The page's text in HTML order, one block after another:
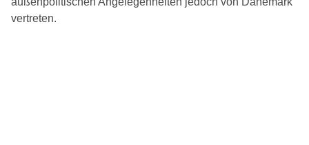
vertreten.